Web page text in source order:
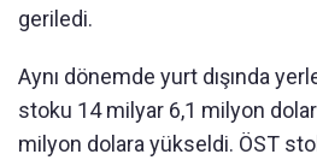
geriledi.
Aynı dönemde yurt dışında
stoku 14 milyar 6,1 milyon
milyon dolara yükseldi. ÖST